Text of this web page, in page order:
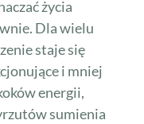
życia
Dla wielu
staje się
i mniej
energii,
sumienia